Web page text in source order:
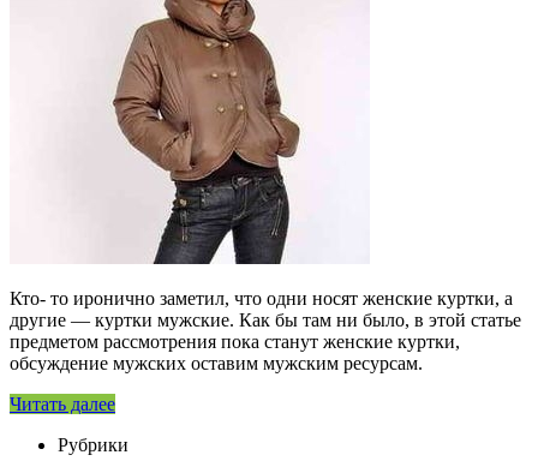
Кто- то иронично заметил, что одни носят женские куртки, а
другие — куртки мужские. Как бы там ни было, в этой статье
предметом рассмотрения пока станут женские куртки,
обсуждение мужских оставим мужским ресурсам.
Читать далее
Рубрики